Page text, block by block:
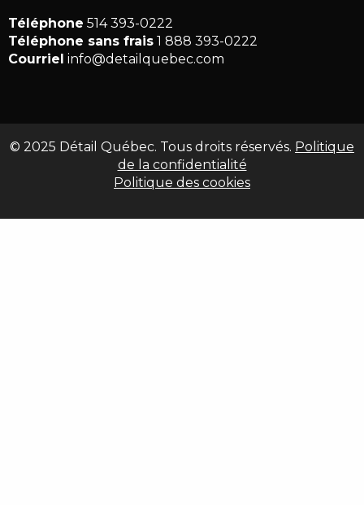
Téléphone 514 393-0222
Téléphone sans frais 1 888 393-0222
Courriel info@detailquebec.com
© 2025 Détail Québec. Tous droits réservés. Politique
de la confidentialité
Politique des cookies